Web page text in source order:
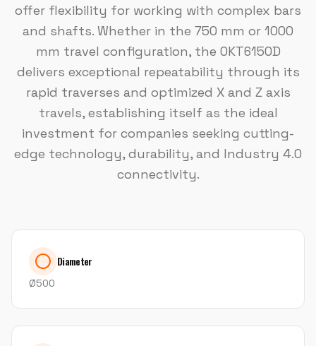
offer flexibility for working with complex bars
and shafts. Whether in the 750 mm or 1000
mm travel configuration, the OKT6150D
delivers exceptional repeatability through its
rapid traverses and optimized X and Z axis
travels, establishing itself as the ideal
investment for companies seeking cutting-
edge technology, durability, and Industry 4.0
connectivity.
Diameter
Ø500